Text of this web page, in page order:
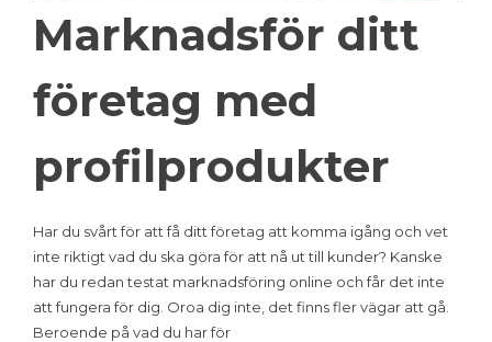
Marknadsför ditt
företag med
profilprodukter
Har du svårt för att få ditt företag att komma igång och vet
inte riktigt vad du ska göra för att nå ut till kunder? Kanske
har du redan testat marknadsföring online och får det inte
att fungera för dig. Oroa dig inte, det finns fler vägar att gå.
Beroende på vad du har för